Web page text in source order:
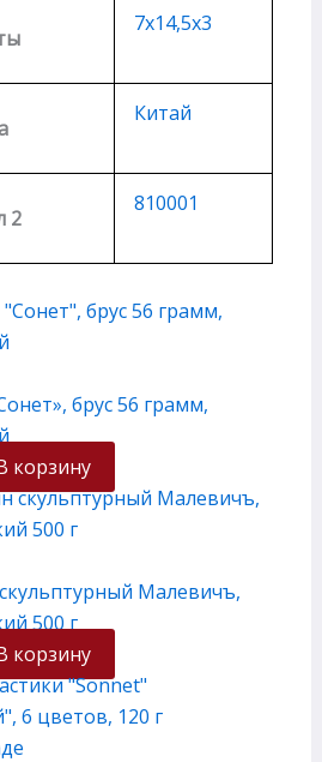
7х14,5х3
Китай
2
810001
брус 56 грамм,
корзину
Малевичъ,
500 г
корзину